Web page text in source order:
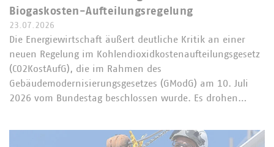
Biogaskosten-Aufteilungsregelung
23.07.2026
Die Energiewirtschaft äußert deutliche Kritik an einer
neuen Regelung im Kohlendioxidkostenaufteilungsgesetz
(CO2KostAufG), die im Rahmen des
Gebäudemodernisierungsgesetzes (GModG) am 10. Juli
2026 vom Bundestag beschlossen wurde. Es drohen…